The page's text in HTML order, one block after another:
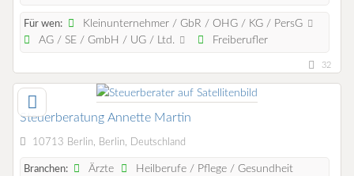
Für wen:
Kleinunternehmer / GbR / OHG / KG / PersG
AG / SE / GmbH / UG / Ltd.
Freiberufler
32
Steuerberatung Annette Martin
10713 Berlin, Berlin, Deutschland
Branchen: Ärzte
Heilberufe / Pflege / Gesundheit